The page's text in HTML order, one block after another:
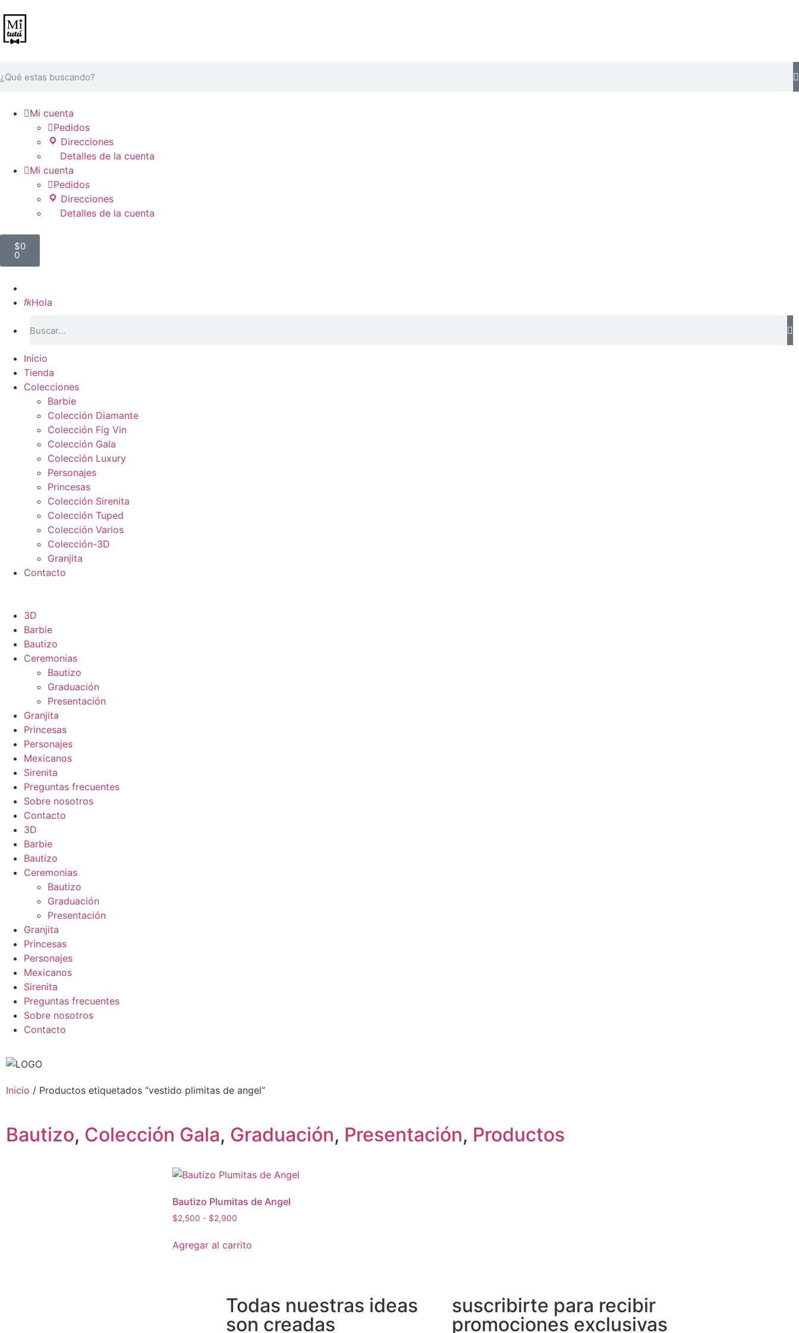
Mi cuenta
Pedidos
Direcciones
Detalles de la cuenta
Mi cuenta
Pedidos
Direcciones
Detalles de la cuenta
$0
0
Hola
Inicio
Tienda
Colecciones
Barbie
Colección Diamante
Colección Fig Vin
Colección Gala
Colección Luxury
Personajes
Princesas
Colección Sirenita
Colección Tuped
Colección Varios
Colección-3D
Granjita
Contacto
3D
Barbie
Bautizo
Ceremonias
Bautizo
Graduación
Presentación
Granjita
Princesas
Personajes
Mexicanos
Sirenita
Preguntas frecuentes
Sobre nosotros
Contacto
3D
Barbie
Bautizo
Ceremonias
Bautizo
Graduación
Presentación
Granjita
Princesas
Personajes
Mexicanos
Sirenita
Preguntas frecuentes
Sobre nosotros
Contacto
Inicio / Productos etiquetados “vestido plimitas de angel”
Bautizo, Colección Gala, Graduación, Presentación, Productos
Bautizo Plumitas de Angel
$2,500 - $2,900
Agregar al carrito
Todas nuestras ideas
son creadas
suscribirte para recibir
promociones exclusivas